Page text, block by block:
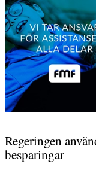
Regeringen
besparingar